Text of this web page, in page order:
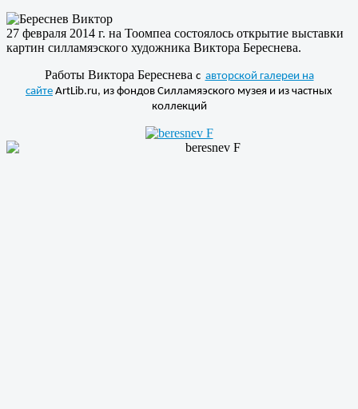
27 февраля 2014 г. на Тоомпеа состоялось открытие выставки
картин силламяэского художника Виктора Береснева.
Работы Виктора Береснева с авторской галереи на
сайте ArtLib.ru, из фондов Силламяэского музея и из частных
коллекций